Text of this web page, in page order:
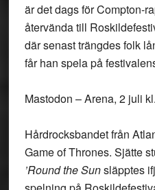
är det dags för Compton-
återvända till
där senast trängdes folk
får han spela på
Mastodon – Arena, 2 juli
Hårdrocksbandet från
Game of Thrones. Sjätte
’Round the Sunsläpptes